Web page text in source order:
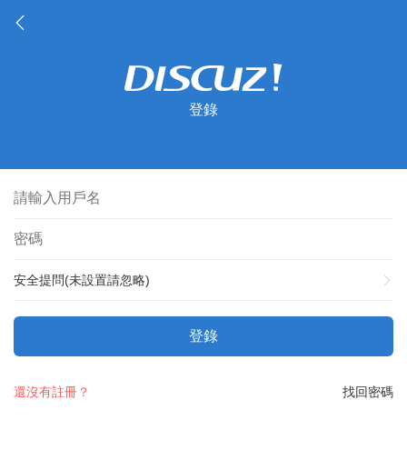
登錄
安全提問(未設置請忽略)
登錄
找回密碼
還沒有註冊？